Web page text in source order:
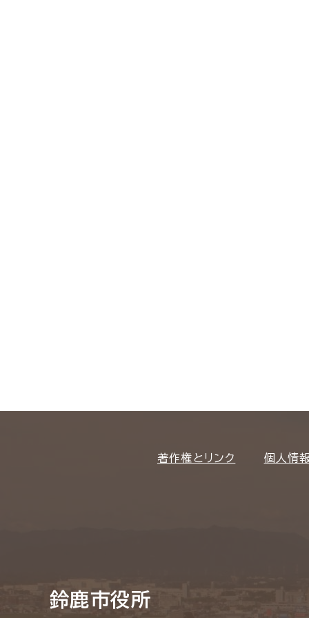
著作権とリンク 個人情
鈴鹿市役所